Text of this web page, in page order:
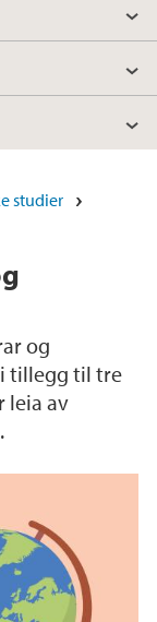
studier
og
tillegg til tre
leia av